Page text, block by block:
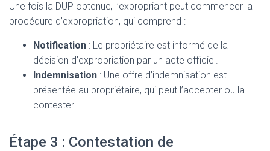
Une fois la DUP obtenue, l’expropriant peut commencer la
procédure d’expropriation, qui comprend :
Notification : Le propriétaire est informé de la
décision d’expropriation par un acte officiel.
Indemnisation : Une offre d’indemnisation est
présentée au propriétaire, qui peut l’accepter ou la
contester.
Étape 3 : Contestation de